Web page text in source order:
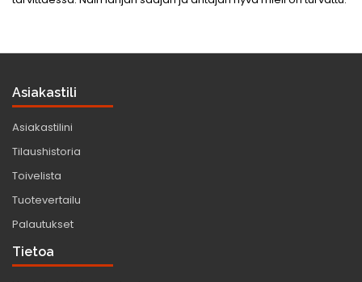
Asiakastili
Asiakastilini
Tilaushistoria
Toivelista
Tuotevertailu
Palautukset
Tietoa